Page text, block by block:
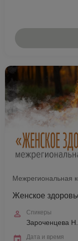
Женское
Спикеры
Зароченцева
Дата и время